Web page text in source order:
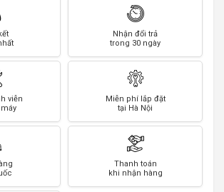
Nhận đổi trả
trong 30 ngày
viễn
Miễn phí lắp đặt
tại Hà Nội
Thanh toán
khi nhận hàng